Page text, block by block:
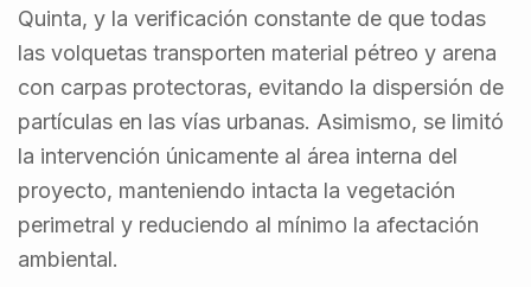
Quinta, y la verificación constante de que todas
las volquetas transporten material pétreo y arena
con carpas protectoras, evitando la dispersión de
partículas en las vías urbanas. Asimismo, se limitó
la intervención únicamente al área interna del
proyecto, manteniendo intacta la vegetación
perimetral y reduciendo al mínimo la afectación
ambiental.